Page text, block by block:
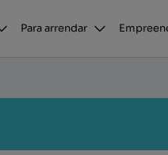
Para arrendar